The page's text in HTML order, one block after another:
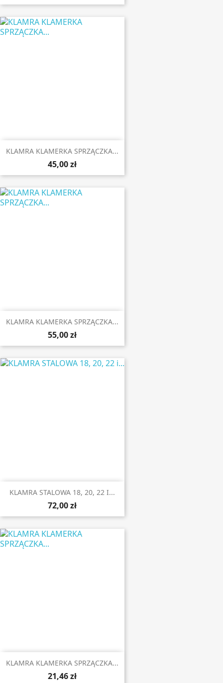
KLAMRA KLAMERKA SPRZĄCZKA...
45,00 zł
KLAMRA KLAMERKA SPRZĄCZKA...
55,00 zł
KLAMRA STALOWA 18, 20, 22 I...
72,00 zł
KLAMRA KLAMERKA SPRZĄCZKA...
21,46 zł